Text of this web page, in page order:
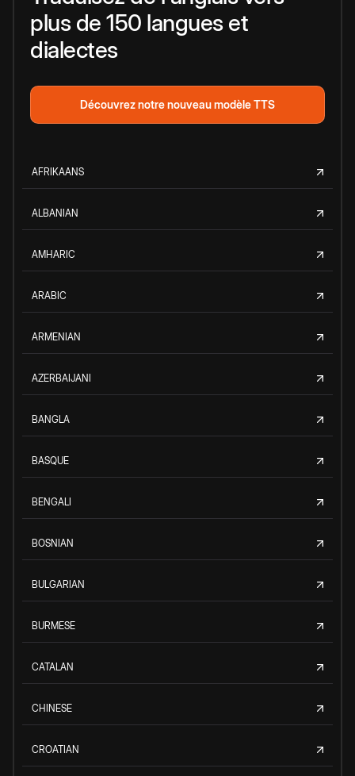
plus de 150 langues et
dialectes
Découvrez notre nouveau modèle TTS
AFRIKAANS
ALBANIAN
AMHARIC
ARABIC
ARMENIAN
AZERBAIJANI
BANGLA
BASQUE
BENGALI
BOSNIAN
BULGARIAN
BURMESE
CATALAN
CHINESE
CROATIAN